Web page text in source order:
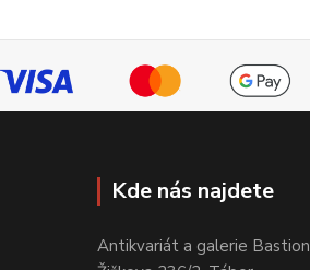
Kde nás najdete
Antikvariát a galerie Bastion